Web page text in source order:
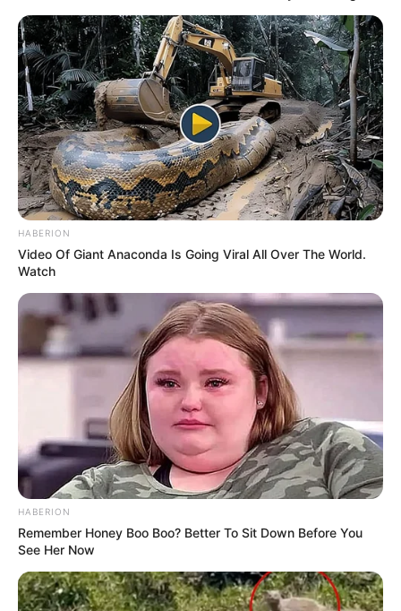
HABERION
Video Of Giant Anaconda Is Going Viral All Over The World.
Watch
HABERION
Remember Honey Boo Boo? Better To Sit Down Before You
See Her Now